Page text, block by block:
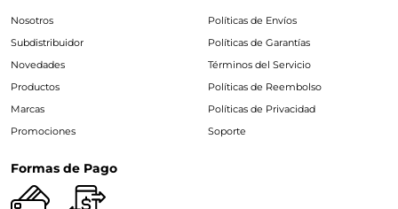
Nosotros
Subdistribuidor
Novedades
Productos
Marcas
Promociones
Políticas de Envíos
Políticas de Garantías
Términos del Servicio
Políticas de Reembolso
Políticas de Privacidad
Soporte
Formas de Pago